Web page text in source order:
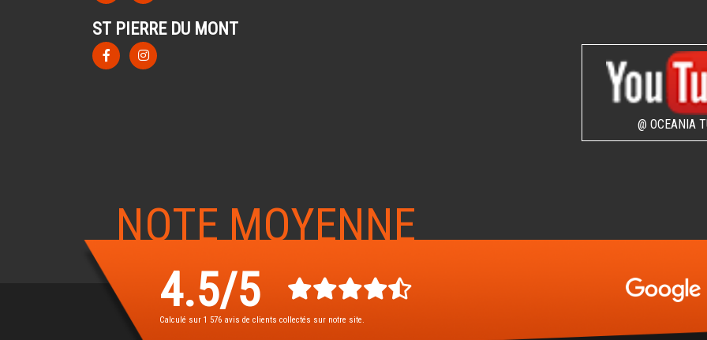
ST PIERRE DU MONT
@ OCEANIA
NOTE MOYENNE
4.5/5
Calculé sur 1 576 avis de clients collectés sur notre site.